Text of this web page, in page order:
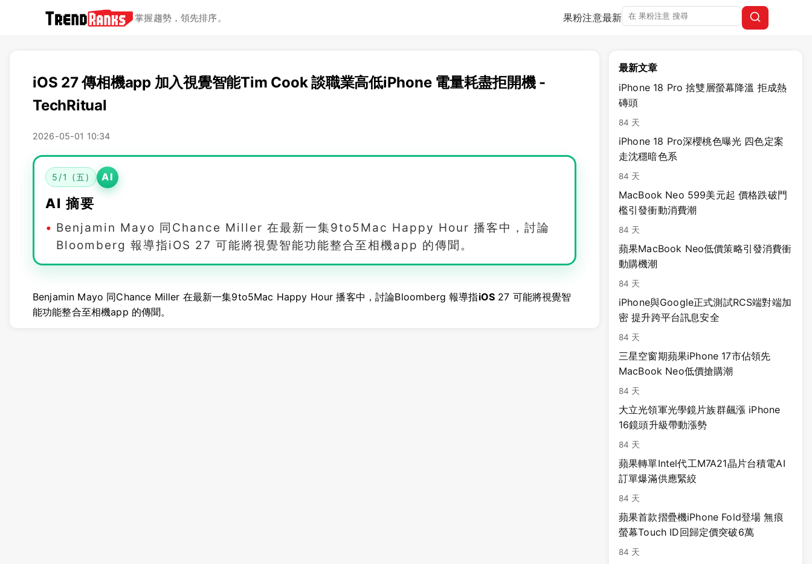
掌握趨勢，領先排序。 果粉注意最新
iOS 27 傳相機app 加入視覺智能Tim Cook 談職業高低iPhone 電量耗盡拒開機 -
TechRitual
2026-05-01 10:34
5/1 (五) AI
AI 摘要
Benjamin Mayo 同Chance Miller 在最新一集9to5Mac Happy Hour 播客中，討論
Bloomberg 報導指iOS 27 可能將視覺智能功能整合至相機app 的傳聞。
Benjamin Mayo 同Chance Miller 在最新一集9to5Mac Happy Hour 播客中，討論Bloomberg 報導指iOS 27 可能將視覺智
能功能整合至相機app 的傳聞。
最新文章
iPhone 18 Pro 捨雙層螢幕降溫 拒成熱
磚頭
84 天
iPhone 18 Pro深櫻桃色曝光 四色定案
走沈穩暗色系
84 天
MacBook Neo 599美元起 價格跌破門
檻引發衝動消費潮
84 天
蘋果MacBook Neo低價策略引發消費衝
動購機潮
84 天
iPhone與Google正式測試RCS端對端加
密 提升跨平台訊息安全
84 天
三星空窗期蘋果iPhone 17市佔領先
MacBook Neo低價搶購潮
84 天
大立光領軍光學鏡片族群飆漲 iPhone
16鏡頭升級帶動漲勢
84 天
蘋果轉單Intel代工M7A21晶片台積電AI
訂單爆滿供應緊絞
84 天
蘋果首款摺疊機iPhone Fold登場 無痕
螢幕Touch ID回歸定價突破6萬
84 天